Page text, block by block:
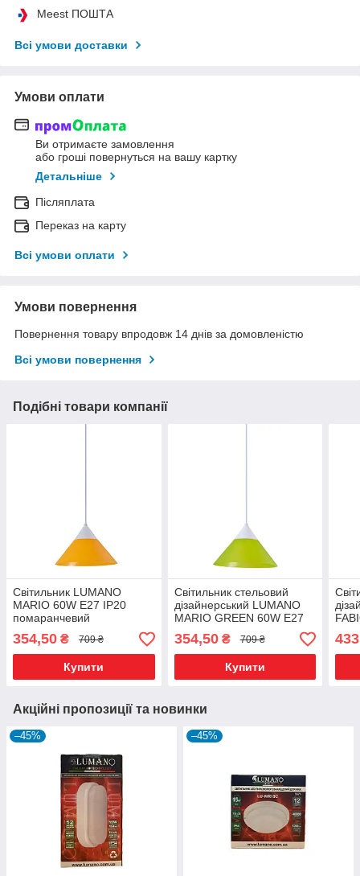
Meest ПОШТА
Всі умови доставки
Умови оплати
Ви отримаєте замовлення
або гроші повернуться на вашу картку
Детальніше
Післяплата
Переказ на карту
Всі умови оплати
Умови повернення
Повернення товару впродовж 14 днів за домовленістю
Всі умови повернення
Подібні товари компанії
Світильник LUMANO
MARIO 60W E27 IP20
помаранчевий
354,50 ₴ 709 ₴
Купити
Світильник стельовий
дізайнерський LUMANO
MARIO GREEN 60W E27
IP20
354,50₴ 709 ₴
Купити
IP20
Акційні пропозиції та новинки
–45% –45%